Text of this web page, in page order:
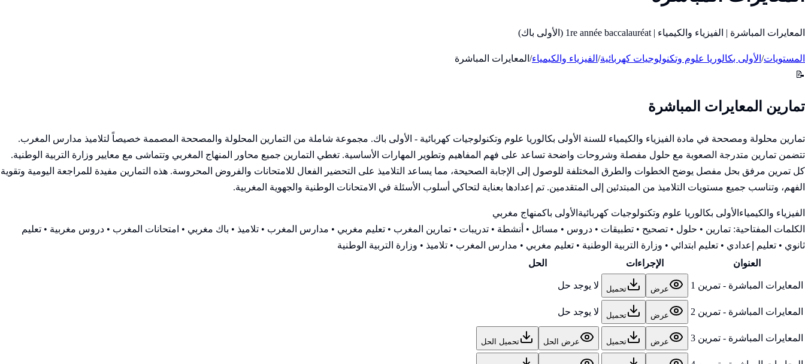
المعايرات المباشرة | الفيزياء والكيمياء | 1re année baccalauréat (الأولى باك)
المستويات/ الأولى بكالوريا علوم وتكنولوجيات كهربائية/ الفيزياء والكيمياء/ المعايرات المباشرة
📝
تمارين المعايرات المباشرة
تمارين محلولة ومصححة في مادة الفيزياء والكيمياء للسنة الأولى بكالوريا علوم وتكنولوجيات كهربائية - الأولى باك. مجموعة شاملة من التمارين المحلولة والمصححة المصممة خصيصاً لتلاميذ مدارس المغرب.
تتضمن تمارين متدرجة الصعوبة مع حلول مفصلة وشروحات واضحة تساعد على فهم المفاهيم وتطوير المهارات الأساسية. تغطي التمارين جميع محاور المنهاج المغربي وتتماشى مع معايير وزارة التربية الوطنية.
كل تمرين مرفق بحل مفصل يوضح الخطوات والطرق المختلفة للوصول إلى الإجابة الصحيحة، مما يساعد التلاميذ على التحضير الفعال للامتحانات والفروض المحروسة. هذه التمارين مفيدة للمراجعة اليومية وتقوية
الفهم، وتناسب جميع مستويات التلاميذ من المبتدئين إلى المتقدمين. تم إعدادها بعناية لتحاكي أسلوب الأسئلة في الامتحانات الوطنية والجهوية المغربية.
الفيزياء والكيمياء الأولى بكالوريا علوم وتكنولوجيات كهربائية الأولى باكمنهاج مغربي
الكلمات المفتاحية: تمارين • حلول • تصحيح • تطبيقات • دروس • مسائل • أنشطة • تدريبات • تمارين المغرب • تعليم مغربي • مدارس المغرب • تلاميذ • باك مغربي • امتحانات المغرب • دروس مغربية • تعليم
ثانوي • تعليم إعدادي • تعليم ابتدائي • وزارة التربية الوطنية • تعليم مغربي • مدارس المغرب • تلاميذ • وزارة التربية الوطنية
العنوان
الإجراءات الحل
المعايرات المباشرة - تمرين 1 عرض تحميل لا يوجد حل
المعايرات المباشرة - تمرين 2 عرض تحميل لا يوجد حل
المعايرات المباشرة - تمرين 3 عرض تحميل عرض الحل تحميل الحل